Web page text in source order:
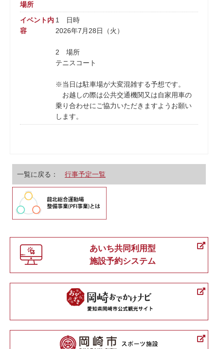
場所
イベント内
容
1 日時
2026年7月28日（火）
2 場所
テニスコート
※当日は駐車場が大変混雑する予想です。
お越しの際は公共交通機関又は自家用車の
乗り合わせにご協力いただきますようお願い
します。
一覧に戻る： 行事予定一覧
あいち共同利用型
施設予約システム